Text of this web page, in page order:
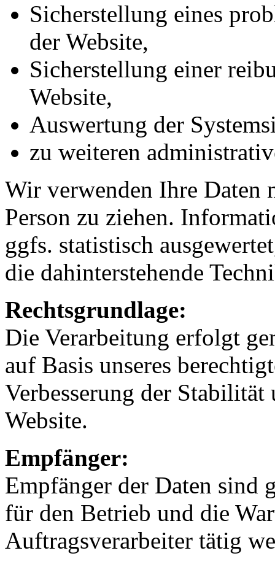
Sicherstellung eines
der Website,
Sicherstellung einer
Website,
Auswertung der
zu weiteren
Wir verwenden Ihre Daten
Person zu ziehen.
ggfs. statistisch
die dahinterstehende
Rechtsgrundlage:
Die Verarbeitung erfolgt
auf Basis unseres
Verbesserung der
Website.
Empfänger:
Empfänger der Daten sind
für den Betrieb und die
Auftragsverarbeiter tätig